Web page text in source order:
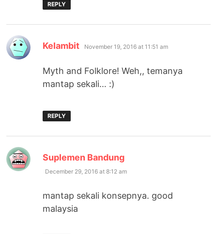
REPLY
Kelambit says:
November 19, 2016 at 11:51 am
Myth and Folklore! Weh,, temanya
mantap sekali… :)
REPLY
Suplemen Bandung
December 29, 2016 at 8:12 am
mantap sekali konsepnya. good
malaysia